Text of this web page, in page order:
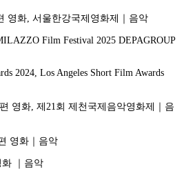
영화, 서울한강국제영화제｜음악
Film Festival 2025 DEPAGROUP
2024, Los Angeles Short Film Awards
영화, 제21회 제천국제음악영화제｜음
영화｜음악
화 ｜음악